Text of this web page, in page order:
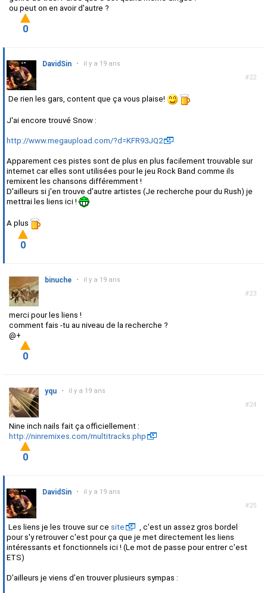
ou peut on en avoir d'autre ?
0
#22
DavidSin • il y a 19 ans
De rien les gars, content que ça vous plaise!
J'ai encore trouvé Snow :
http://www.megaupload.com/?d=KFR93JQ2
Apparement ces pistes sont de plus en plus facilement trouvable sur
internet car elles sont utilisées pour le jeu Rock Band comme ils
remixent les chansons différemment !
D'ailleurs si j'en trouve d'autre artistes (Je recherche pour du Rush) je
mettrai les liens ici !
A plus
0
#23
binuche • il y a 19 ans
merci pour les liens !
comment fais -tu au niveau de la recherche ?
@+
0
#24
yqu • il y a 19 ans
Nine inch nails fait ça officiellement :
http://ninremixes.com/multitracks.php
0
#25
DavidSin • il y a 19 ans
Les liens je les trouve sur ce site
, c'est un assez gros bordel
pour s'y retrouver c'est pour ça que je met directement les liens
intéressants et fonctionnels ici ! (Le mot de passe pour entrer c'est
ETS)
D'ailleurs je viens d'en trouver plusieurs sympas :